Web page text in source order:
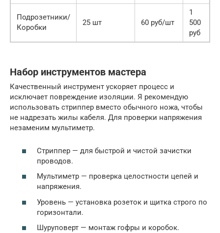
Подрозетники/
Коробки
25 шт 60 руб/шт
1
500
руб
Набор инструментов мастера
Качественный инструмент ускоряет процесс и
исключает повреждение изоляции. Я рекомендую
использовать стриппер вместо обычного ножа, чтобы
не надрезать жилы кабеля. Для проверки напряжения
незаменим мультиметр.
Стриппер — для быстрой и чистой зачистки
проводов.
Мультиметр — проверка целостности цепей и
напряжения.
Уровень — установка розеток и щитка строго по
горизонтали.
Шуруповерт — монтаж гофры и коробок.